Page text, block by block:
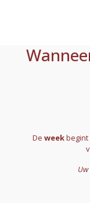
De weekbegint